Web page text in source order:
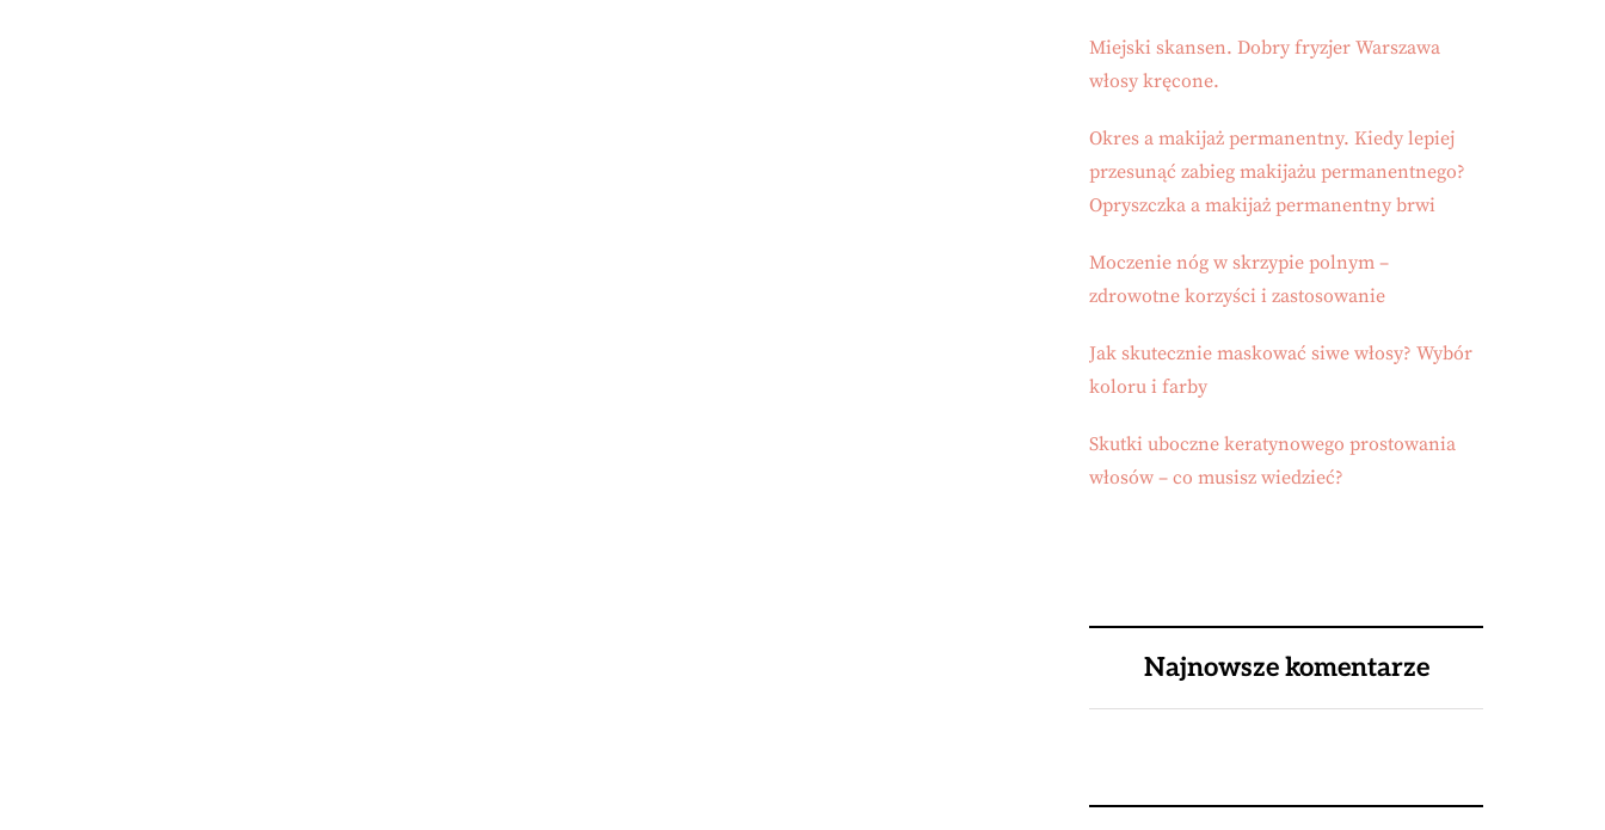
Miejski skansen. Dobry fryzjer Warszawa
włosy kręcone.
Okres a makijaż permanentny. Kiedy lepiej
przesunąć zabieg makijażu permanentnego?
Opryszczka a makijaż permanentny brwi
Moczenie nóg w skrzypie polnym –
zdrowotne korzyści i zastosowanie
Jak skutecznie maskować siwe włosy? Wybór
koloru i farby
Skutki uboczne keratynowego prostowania
włosów – co musisz wiedzieć?
Najnowsze komentarze